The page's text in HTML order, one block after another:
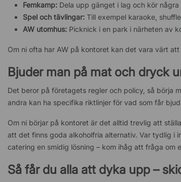
Femkamp: Dela upp gänget i lag och kör några
Spel och tävlingar: Till exempel karaoke,
AW utomhus: Picknick i en park i närheten av
Om ni ofta har AW på kontoret kan det vara värt
Bjuder man på mat och dryck
Det beror på företagets regler och policy, så börja
andra kan ha specifika riktlinjer för vad som får
Om ni börjar på kontoret är det alltid trevlig att
att det finns goda alkoholfria alternativ. Var tydlig i
catering en smidig lösning – kom ihåg att fråga om
Så får du alla att dyka upp –